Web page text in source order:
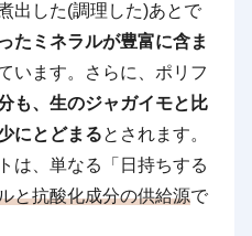
出した(調理した)あとで
たミネラルが豊富に含ま
います。さらに、ポリフ
も、生のジャガイモと比
にとどまるとされます。
は、単なる「日持ちする
と抗酸化成分の供給源で